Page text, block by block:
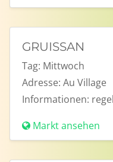
GRUISSAN
Tag: Mittwoch
Adresse: Au Village
Informationen:
Markt ansehen